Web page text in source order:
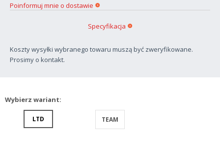
Poinformuj mnie o dostawie
Koszty wysyłki wybranego towaru muszą być zweryfikowane.
Prosimy o kontakt.
Specyfikacja
Wybierz wariant:
LTD TEAM